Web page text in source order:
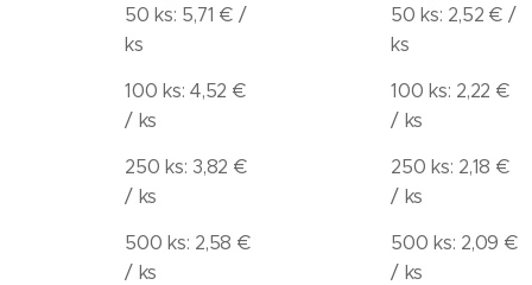
50 ks: 5,71 € /
ks
100 ks: 4,52 €
/ ks
250 ks: 3,82 €
/ ks
500 ks: 2,58 €
/ ks
50 ks: 2,52 € /
ks
100 ks: 2,22 €
/ ks
250 ks: 2,18 €
/ ks
500 ks: 2,09 €
/ ks